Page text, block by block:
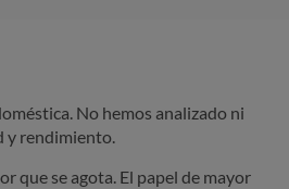
No hemos analizado ni
y rendimiento.
que se agota. El papel de mayor